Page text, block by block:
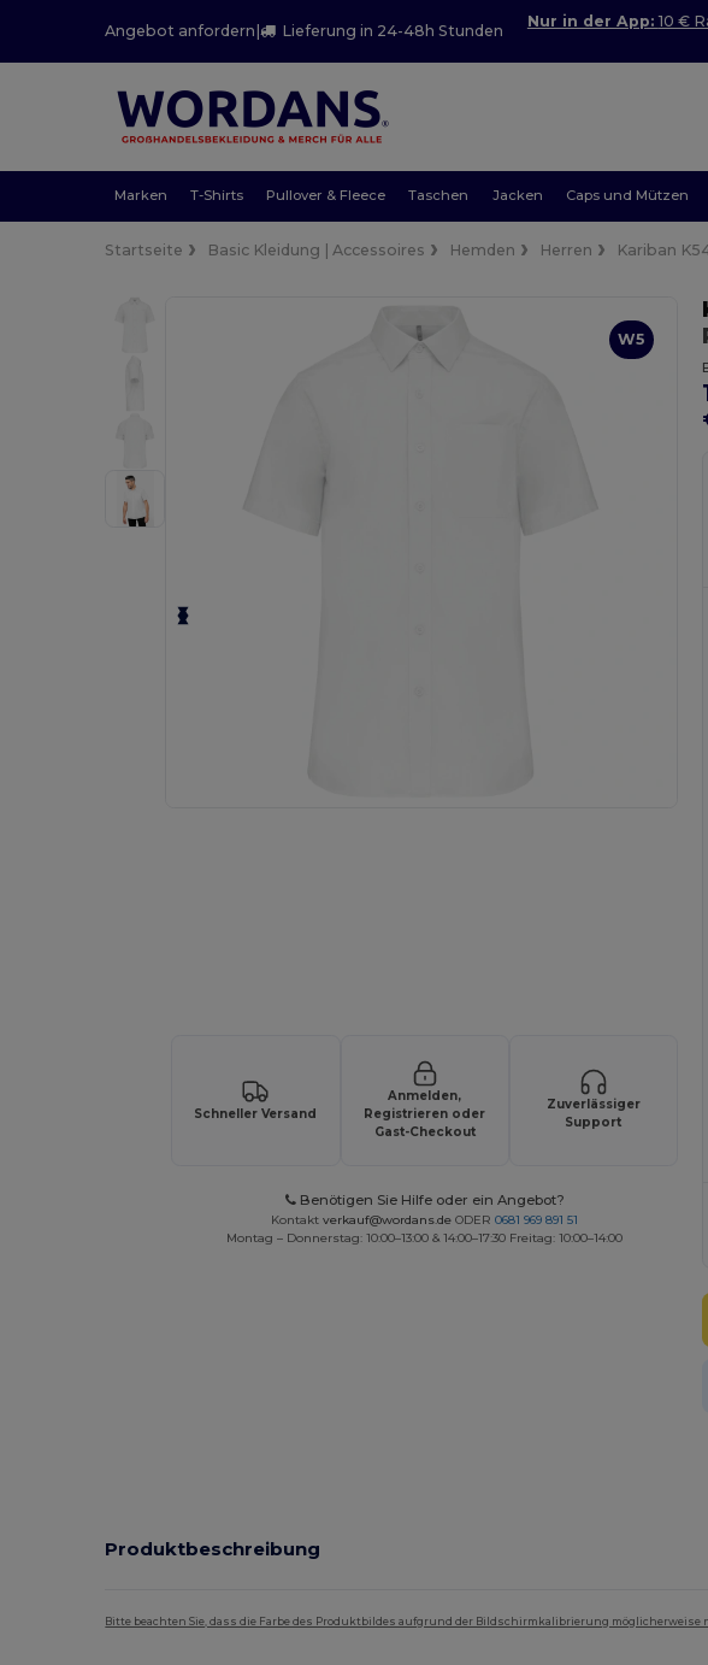
Angebot anfordern | Lieferung in 24-48h Stunden
Nur in der App: 10 €
Marken T-Shirts Pullover & Fleece Taschen Jacken Caps und Mützen
Startseite Basic Kleidung | Accessoires Hemden Herren Kariban
W5
Schneller Versand
Anmelden,
Registrieren oder
Gast-Checkout
Zuverlässiger
Support
Benötigen Sie Hilfe oder ein Angebot?
Kontaktverkauf@wordans.de ODER0681 969 891 51
Montag – Donnerstag: 10:00–13:00 & 14:00–17:30 Freitag: 10:00–14:00
Produktbeschreibung
Bitte beachten Sie, dass die Farbe des Produktbildes aufgrund der Bildschirmkalibrierung